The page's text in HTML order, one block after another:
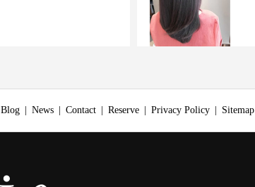
Blog News Contact Reserve Privacy Policy Sitemap